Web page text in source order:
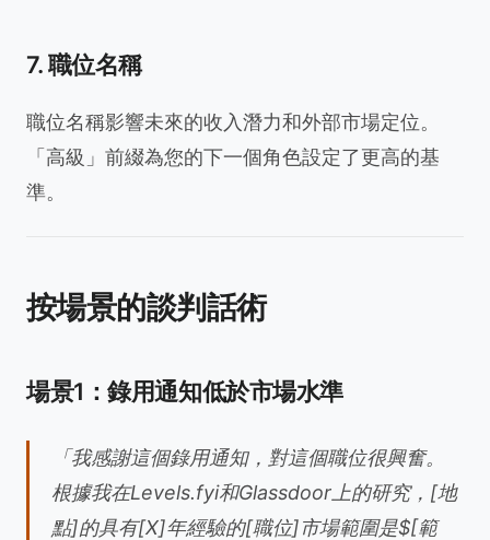
7. 職位名稱
職位名稱影響未來的收入潛力和外部市場定位。
「高級」前綴為您的下一個角色設定了更高的基
準。
按場景的談判話術
場景1：錄用通知低於市場水準
「我感謝這個錄用通知，對這個職位很興奮。
根據我在Levels.fyi和Glassdoor上的研究，[地
點]的具有[X]年經驗的[職位]市場範圍是$[範